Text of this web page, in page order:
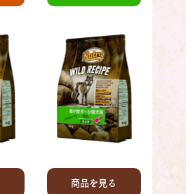
商品を見る